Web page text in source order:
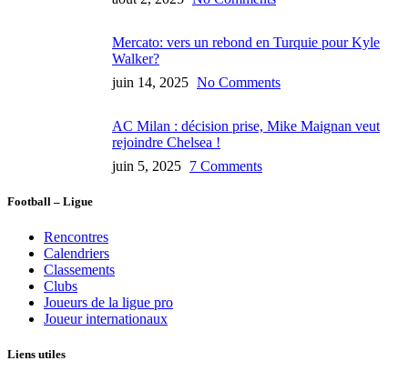
Mercato: vers un rebond en Turquie pour Kyle
Walker?
juin 14, 2025 No Comments
AC Milan : décision prise, Mike Maignan veut
rejoindre Chelsea !
juin 5, 2025 7 Comments
Football – Ligue
Rencontres
Calendriers
Classements
Clubs
Joueurs de la ligue pro
Joueur internationaux
Liens utiles